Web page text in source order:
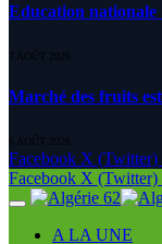
Education nationale
7 AOÛT 2026
Marché des fruits
6 AOÛT 2026
Facebook X (Twitter)
Facebook X (Twitter)
A LA UNE